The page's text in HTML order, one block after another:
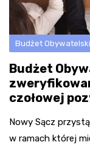
Budżet Obywatelski
Budżet
czołowej
Nowy Sącz
w ramach której